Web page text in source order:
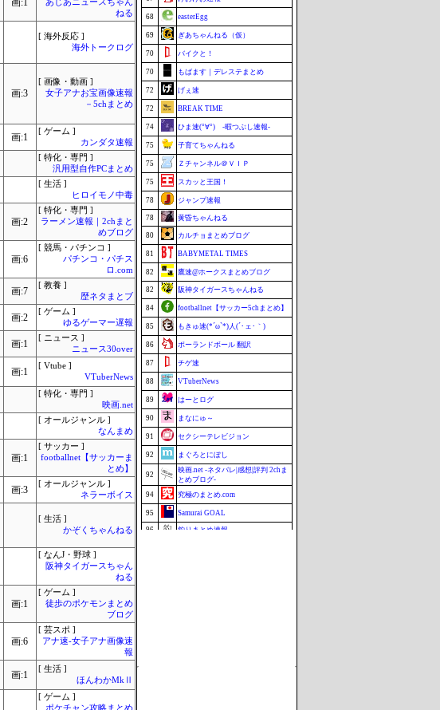
画:1
あじあニュースちゃん
ねる
[ 海外反応 ]
海外トークログ
画:3
[ 画像・動画 ]
女子アナお宝画像速報
－5chまとめ
画:1
[ ゲーム ]
カンダタ速報
[ 特化・専門 ]
汎用型自作PCまとめ
[ 生活 ]
ヒロイモノ中毒
画:2
[ 特化・専門 ]
ラーメン速報｜2chまと
めブログ
画:6
[ 競馬・パチンコ ]
パチンコ・パチス
ロ.com
画:7
[ 教養 ]
歴ネタまとブ
画:2
[ ゲーム ]
ゆるゲーマー遅報
画:1
[ ニュース ]
ニュース30over
画:1
[ Vtube ]
VTuberNews
[ 特化・専門 ]
映画.net
[ オールジャンル ]
なんまめ
画:1
[ サッカー ]
footballnet【サッカーま
とめ】
画:3
[ オールジャンル ]
ネラーボイス
[ 生活 ]
かぞくちゃんねる
[ なんJ・野球 ]
阪神タイガースちゃん
ねる
画:1
[ ゲーム ]
徒歩のポケモンまとめ
ブログ
画:6
[ 芸スポ ]
アナ速‐女子アナ画像速
報
画:1
[ 生活 ]
ほんわかMkⅡ
[ ゲーム ]
ポケチャン攻略まとめ
68 easterEgg
69 ぎあちゃんねる（仮）
70 バイクと！
70 もばます｜デレステまとめ
72 げぇ速
72 BREAK TIME
74 ひま速(°∀°) -暇つぶし速報-
75 子育てちゃんねる
75 Ｚチャンネル＠ＶＩＰ
75 スカッと王国！
78 ジャンプ速報
78 黄昏ちゃんねる
80 カルチョまとめブログ
81 BABYMETAL TIMES
82 鷹速@ホークスまとめブログ
82 阪神タイガースちゃんねる
84 footballnet【サッカー5chまとめ】
85 もきゅ速(*´ω`*)人(´･ェ･｀)
86 ポーランドボール 翻訳
87 チゲ速
88 VTuberNews
89 はーとログ
90 まなにゅ～
91 セクシーテレビジョン
92 まぐろとにぼし
92
映画.net -ネタバレ|感想|評判 2chま
とめブログ-
94
究極のまとめ.com
95 Samurai GOAL
96 釣りまとめ速報